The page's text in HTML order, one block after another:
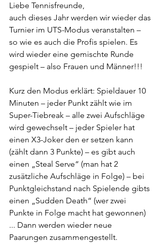
Liebe Tennisfreunde,
auch dieses Jahr werden wir wieder das
Turnier im UTS-Modus veranstalten –
so wie es auch die Profis spielen. Es
wird wieder eine gemischte Runde
gespielt – also Frauen und Männer!!!
Kurz den Modus erklärt: Spieldauer 10
Minuten – jeder Punkt zählt wie im
Super-Tiebreak – alle zwei Aufschläge
wird gewechselt – jeder Spieler hat
einen X3-Joker den er setzen kann
(zählt dann 3 Punkte) – es gibt auch
einen „Steal Serve“ (man hat 2
zusätzliche Aufschläge in Folge) – bei
Punktgleichstand nach Spielende gibts
einen „Sudden Death“ (wer zwei
Punkte in Folge macht hat gewonnen)
... Dann werden wieder neue
Paarungen zusammengestellt.